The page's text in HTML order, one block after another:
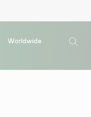
Worldwide
Søge